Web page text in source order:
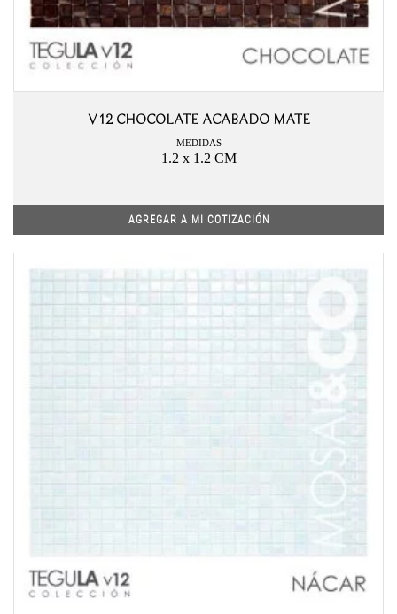
V12 CHOCOLATE ACABADO MATE
MEDIDAS
1.2 x 1.2 CM
AGREGAR A MI COTIZACIÓN